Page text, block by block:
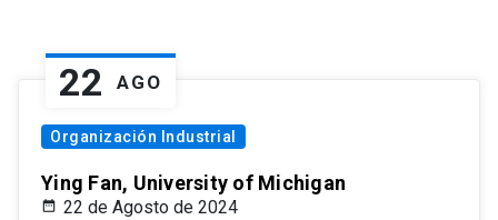
22 AGO
Organización Industrial
Ying Fan, University of Michigan
22 de Agosto de 2024